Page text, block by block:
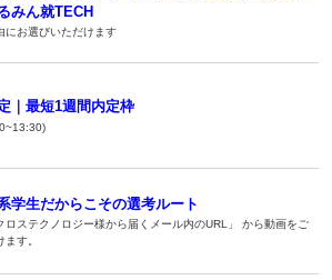
みん就TECH
にお選びいただけます
｜最短1週間内定枠
学生だからこその選考ルート
ロステクノロジー様から届くメール内のURL」 から動画をご
す。